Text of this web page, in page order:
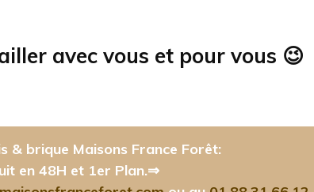
avec vous et pour vous 😉
& brique Maisons France Forêt:
en 48H et 1er Plan.⇒